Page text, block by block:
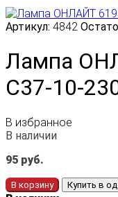
Артикул: 4842
Лампа
C37-10-
В избранное
В наличии
95 руб.
В корзину Купить в